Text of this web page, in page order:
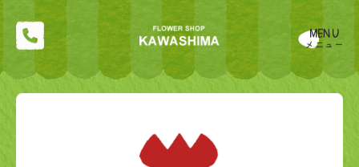
MENU
メニュー